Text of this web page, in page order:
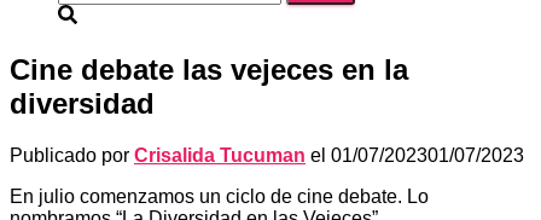
Cine debate las vejeces en la
diversidad
Publicado por Crisalida Tucuman el 01/07/202301/07/2023
En julio comenzamos un ciclo de cine debate. Lo